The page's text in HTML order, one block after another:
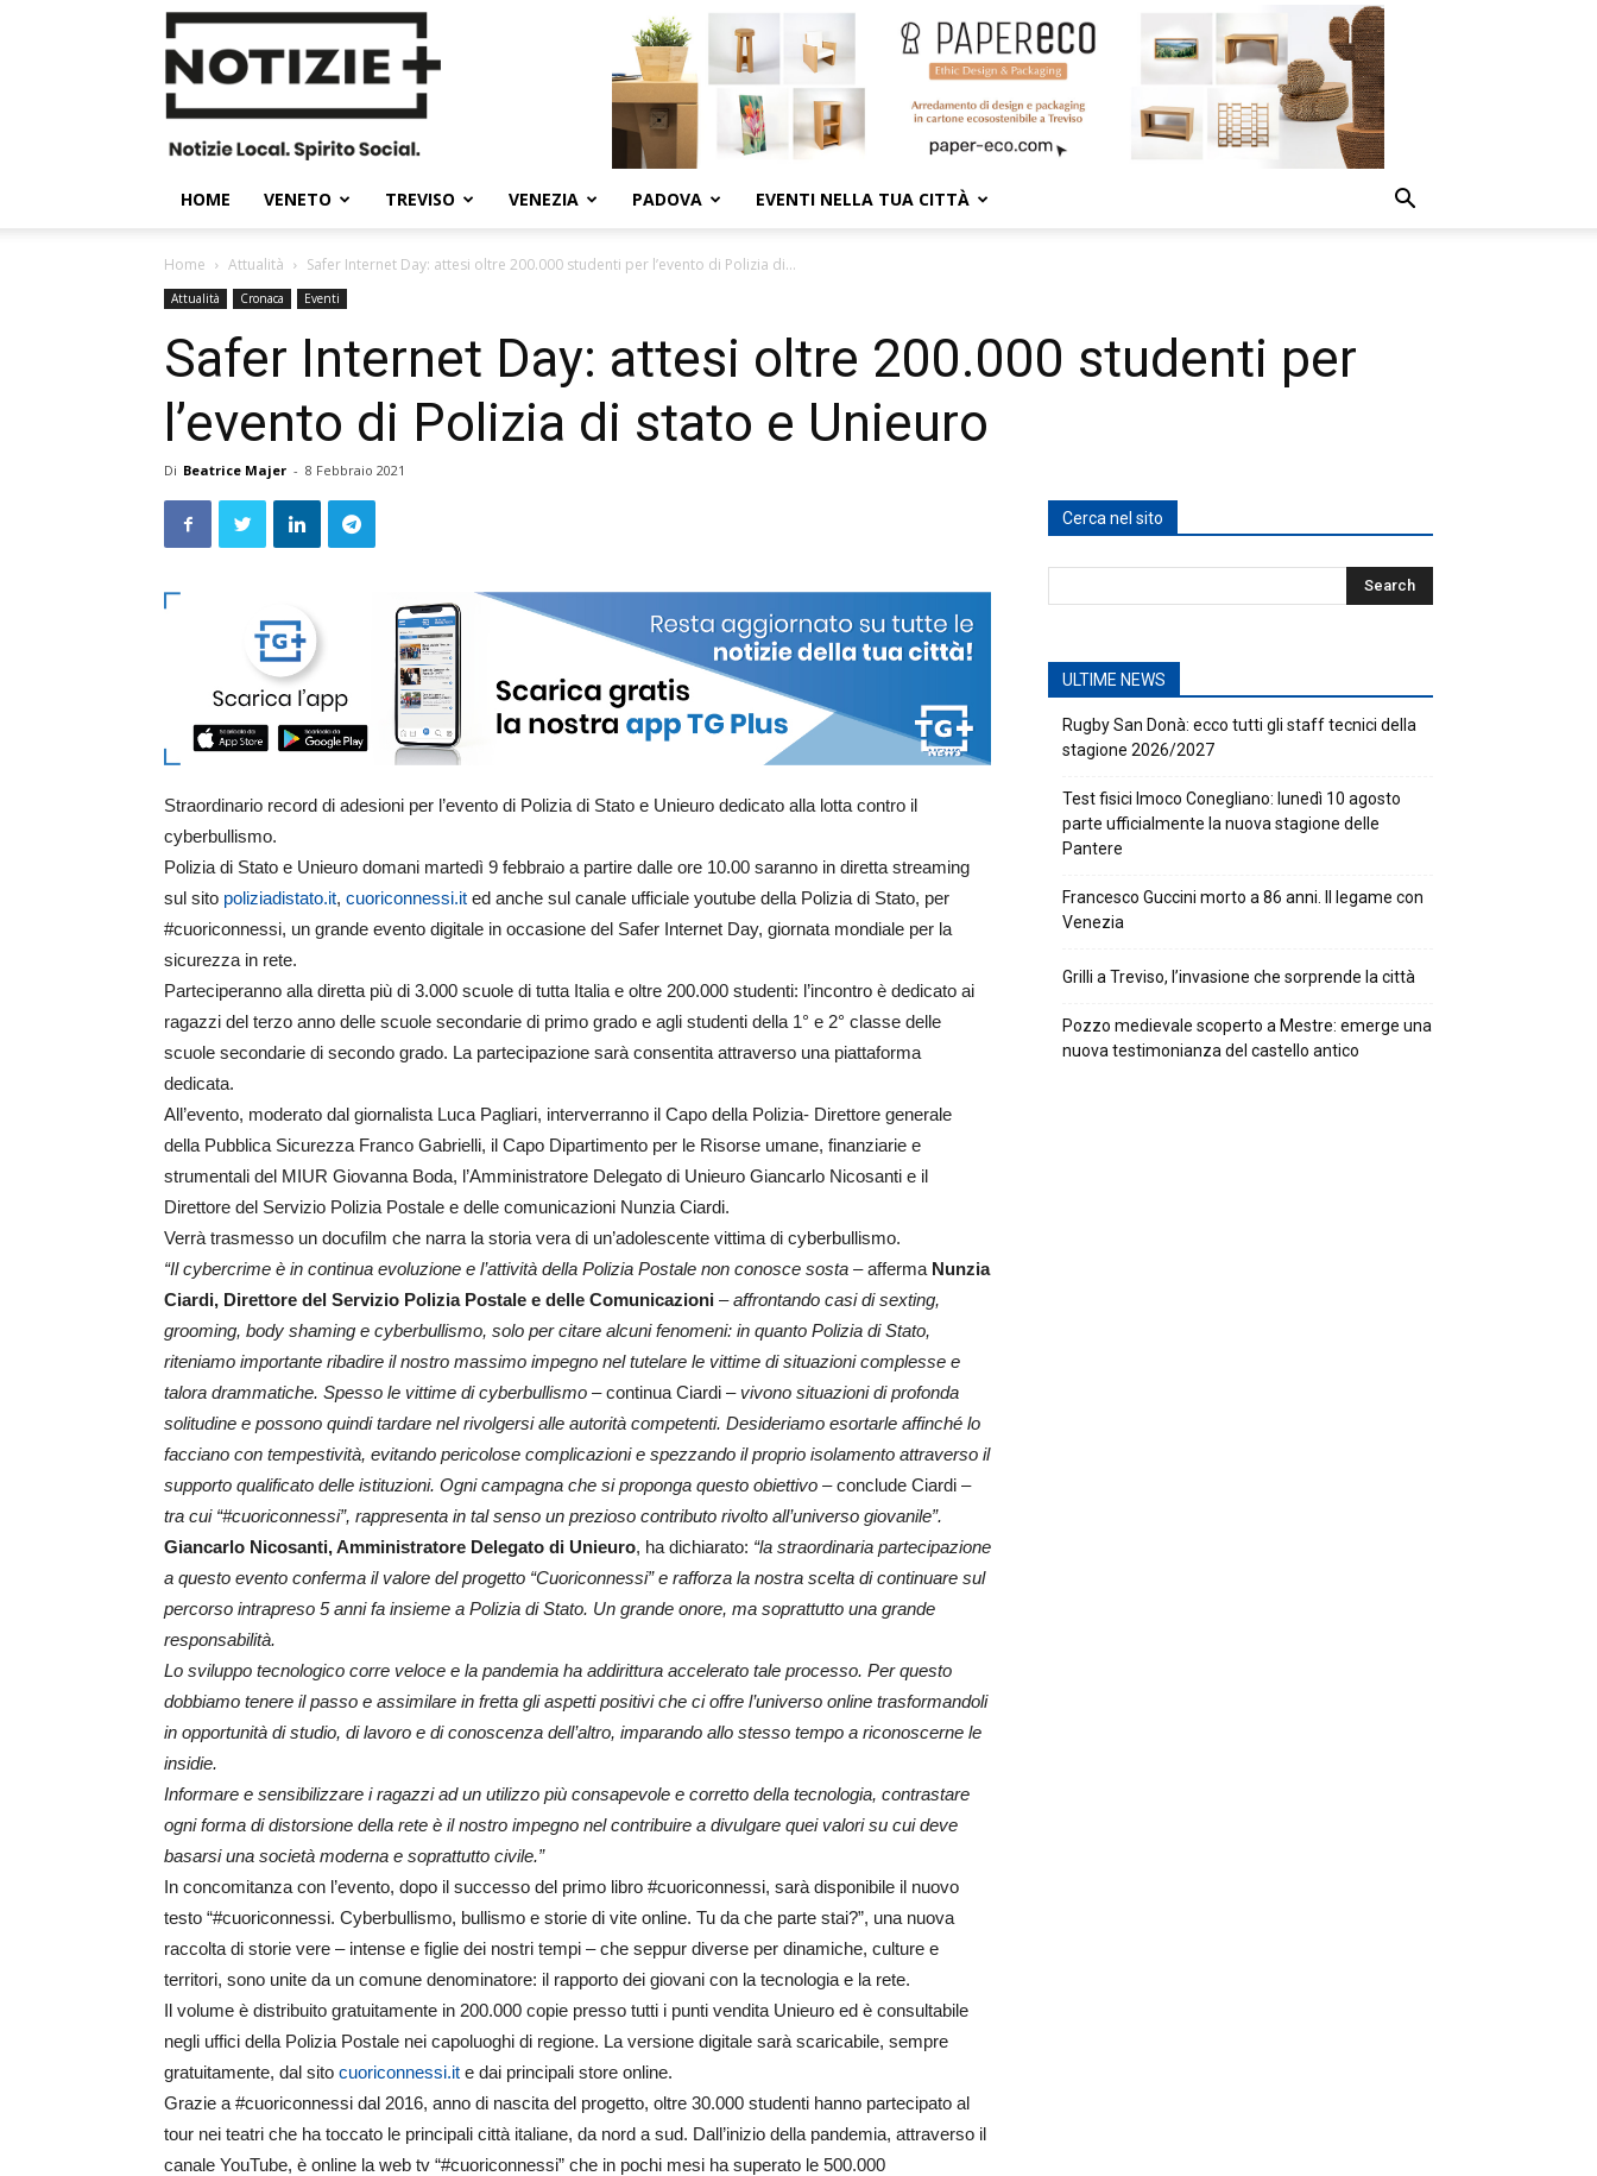
Notizie
Plus
HOME VENETO TREVISO VENEZIA PADOVA EVENTI NELLA TUA CITTÀ
Home Attualità Safer Internet Day: attesi oltre 200.000 studenti per l’evento di Polizia di...
Attualità Cronaca Eventi
Safer Internet Day: attesi oltre 200.000 studenti per
l’evento di Polizia di stato e Unieuro
Di Beatrice Majer - 8 Febbraio 2021
Straordinario record di adesioni per l’evento di Polizia di Stato e Unieuro dedicato alla lotta contro il
cyberbullismo.
Polizia di Stato e Unieuro domani martedì 9 febbraio a partire dalle ore 10.00 saranno in diretta streaming
sul sito poliziadistato.it, cuoriconnessi.it ed anche sul canale ufficiale youtube della Polizia di Stato, per
#cuoriconnessi, un grande evento digitale in occasione del Safer Internet Day, giornata mondiale per la
sicurezza in rete.
Parteciperanno alla diretta più di 3.000 scuole di tutta Italia e oltre 200.000 studenti: l’incontro è dedicato ai
ragazzi del terzo anno delle scuole secondarie di primo grado e agli studenti della 1° e 2° classe delle
scuole secondarie di secondo grado. La partecipazione sarà consentita attraverso una piattaforma
dedicata.
All’evento, moderato dal giornalista Luca Pagliari, interverranno il Capo della Polizia- Direttore generale
della Pubblica Sicurezza Franco Gabrielli, il Capo Dipartimento per le Risorse umane, finanziarie e
strumentali del MIUR Giovanna Boda, l’Amministratore Delegato di Unieuro Giancarlo Nicosanti e il
Direttore del Servizio Polizia Postale e delle comunicazioni Nunzia Ciardi.
Verrà trasmesso un docufilm che narra la storia vera di un’adolescente vittima di cyberbullismo.
“Il cybercrime è in continua evoluzione e l’attività della Polizia Postale non conosce sosta –afferma Nunzia
Ciardi, Direttore del Servizio Polizia Postale e delle Comunicazioni –affrontando casi di sexting,
grooming, body shaming e cyberbullismo, solo per citare alcuni fenomeni: in quanto Polizia di Stato,
riteniamo importante ribadire il nostro massimo impegno nel tutelare le vittime di situazioni complesse e
talora drammatiche. Spesso le vittime di cyberbullismo – continua Ciardi – vivono situazioni di profonda
solitudine e possono quindi tardare nel rivolgersi alle autorità competenti. Desideriamo esortarle affinché lo
facciano con tempestività, evitando pericolose complicazioni e spezzando il proprio isolamento attraverso il
supporto qualificato delle istituzioni. Ogni campagna che si proponga questo obiettivo – conclude Ciardi –
tra cui “#cuoriconnessi”, rappresenta in tal senso un prezioso contributo rivolto all’universo giovanile”.
Giancarlo Nicosanti, Amministratore Delegato di Unieuro, ha dichiarato: “la straordinaria partecipazione
a questo evento conferma il valore del progetto “Cuoriconnessi” e rafforza la nostra scelta di continuare sul
percorso intrapreso 5 anni fa insieme a Polizia di Stato. Un grande onore, ma soprattutto una grande
responsabilità.
Lo sviluppo tecnologico corre veloce e la pandemia ha addirittura accelerato tale processo. Per questo
dobbiamo tenere il passo e assimilare in fretta gli aspetti positivi che ci offre l’universo online trasformandoli
in opportunità di studio, di lavoro e di conoscenza dell’altro, imparando allo stesso tempo a riconoscerne le
insidie.
Informare e sensibilizzare i ragazzi ad un utilizzo più consapevole e corretto della tecnologia, contrastare
ogni forma di distorsione della rete è il nostro impegno nel contribuire a divulgare quei valori su cui deve
basarsi una società moderna e soprattutto civile.”
In concomitanza con l’evento, dopo il successo del primo libro #cuoriconnessi, sarà disponibile il nuovo
testo “#cuoriconnessi. Cyberbullismo, bullismo e storie di vite online. Tu da che parte stai?”, una nuova
raccolta di storie vere – intense e figlie dei nostri tempi – che seppur diverse per dinamiche, culture e
territori, sono unite da un comune denominatore: il rapporto dei giovani con la tecnologia e la rete.
Il volume è distribuito gratuitamente in 200.000 copie presso tutti i punti vendita Unieuro ed è consultabile
negli uffici della Polizia Postale nei capoluoghi di regione. La versione digitale sarà scaricabile, sempre
gratuitamente, dal sito cuoriconnessi.it e dai principali store online.
Grazie a #cuoriconnessi dal 2016, anno di nascita del progetto, oltre 30.000 studenti hanno partecipato al
tour nei teatri che ha toccato le principali città italiane, da nord a sud. Dall’inizio della pandemia, attraverso il
canale YouTube, è online la web tv “#cuoriconnessi” che in pochi mesi ha superato le 500.000
Cerca nel sito
ULTIME NEWS
Rugby San Donà: ecco tutti gli staff tecnici della
stagione 2026/2027
Test fisici Imoco Conegliano: lunedì 10 agosto
parte ufficialmente la nuova stagione delle
Pantere
Francesco Guccini morto a 86 anni. Il legame con
Venezia
Grilli a Treviso, l’invasione che sorprende la città
Pozzo medievale scoperto a Mestre: emerge una
nuova testimonianza del castello antico